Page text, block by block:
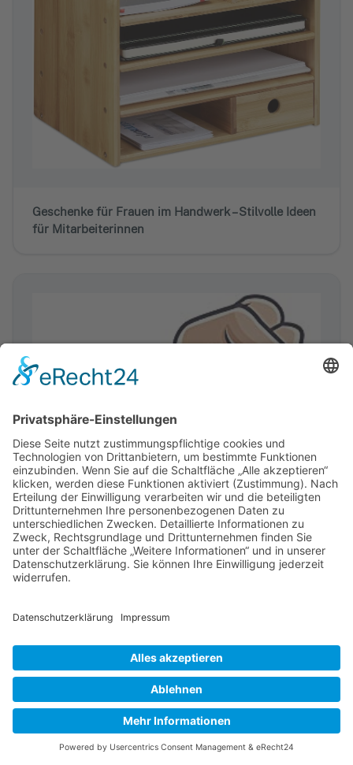
Geschenke für Frauen im Handwerk – Stilvolle Ideen
für Mitarbeiterinnen
Innovative Gadgets und Geschenke